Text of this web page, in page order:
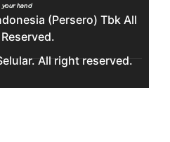
(Persero) Tbk All
All right reserved.